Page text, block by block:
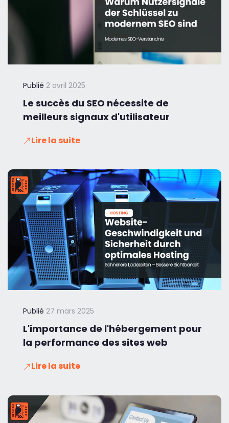
Publié 2 avril 2025
Le succès du SEO nécessite de
meilleurs signaux d'utilisateur
Lire la suite
Publié 27 mars 2025
L'importance de l'hébergement pour
la performance des sites web
Lire la suite